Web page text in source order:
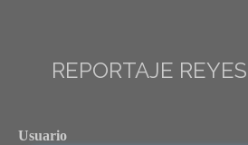
REPORTAJE
Usuario